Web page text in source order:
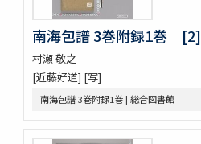
新刊外科正宗 4巻
新刊外科正宗 4巻
新刊外科正宗 4巻(存1巻)
立齋外科發揮 8巻
新刻秘授外科百効全書 6巻
唐王燾先生外臺秘要方 40巻序目1巻
南海包譜 3巻附録1巻 [2]
村瀬 敬之
[近藤好道] [写]
南海包譜 3巻附録1巻 | 総合図書館